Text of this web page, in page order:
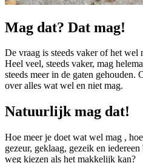
Mag dat? Dat mag!
De vraag is steeds vaker of het wel
Heel veel, steeds vaker, mag
steeds meer in de gaten gehouden.
over alles wat wel en niet mag.
Natuurlijk mag dat!
Hoe meer je doet wat wel mag ,
gezeur, geklaag, gezeik en
weg kiezen als het makkelijk kan?